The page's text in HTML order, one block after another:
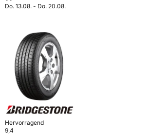
Do. 13.08. - Do. 20.08.
Hervorragend
9,4